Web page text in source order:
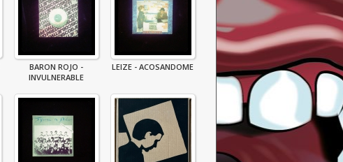
BARON ROJO -
INVULNERABLE
LEIZE - ACOSANDOME